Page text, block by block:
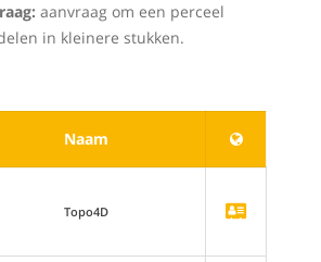
aanvraag om een perceel
in kleinere stukken.
Naam
Topo4D